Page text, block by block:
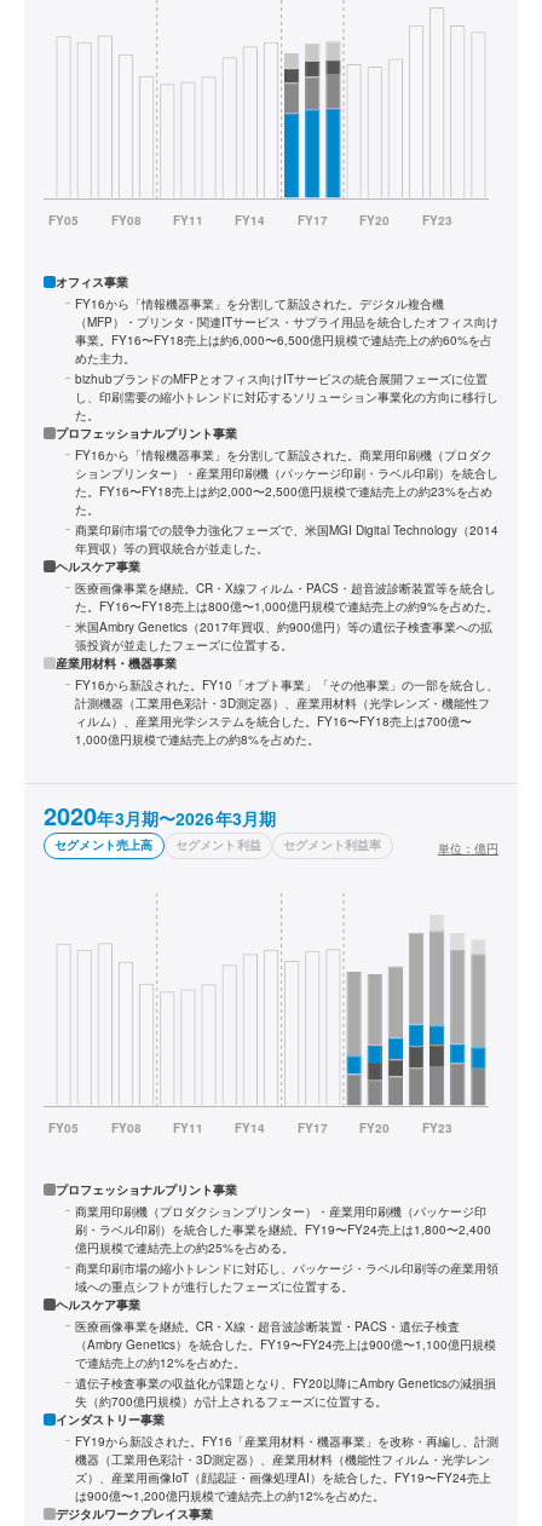
オフィス事業
FY16から「情報機器事業」を分割して新設された。デジタル複合機
（MFP）・プリンタ・関連ITサービス・サプライ用品を統合したオフィス向け
事業。FY16〜FY18売上は約6,000〜6,500億円規模で連結売上の約60%を占
めた主力。
bizhubブランドのMFPとオフィス向けITサービスの統合展開フェーズに位置
し、印刷需要の縮小トレンドに対応するソリューション事業化の方向に移行し
た。
プロフェッショナルプリント事業
FY16から「情報機器事業」を分割して新設された。商業用印刷機（プロダク
ションプリンター）・産業用印刷機（パッケージ印刷・ラベル印刷）を統合し
た。FY16〜FY18売上は約2,000〜2,500億円規模で連結売上の約23%を占め
た。
商業印刷市場での競争力強化フェーズで、米国MGI Digital Technology（2014
年買収）等の買収統合が並走した。
ヘルスケア事業
医療画像事業を継続。CR・X線フィルム・PACS・超音波診断装置等を統合し
た。FY16〜FY18売上は800億〜1,000億円規模で連結売上の約9%を占めた。
米国Ambry Genetics（2017年買収、約900億円）等の遺伝子検査事業への拡
張投資が並走したフェーズに位置する。
産業用材料・機器事業
FY16から新設された。FY10「オプト事業」「その他事業」の一部を統合し、
計測機器（工業用色彩計・3D測定器）、産業用材料（光学レンズ・機能性フ
ィルム）、産業用光学システムを統合した。FY16〜FY18売上は700億〜
1,000億円規模で連結売上の約8%を占めた。
2020年3月期〜2026年3月期
セグメント売上高 セグメント利益 セグメント利益率 単位： 億円
プロフェッショナルプリント事業
商業用印刷機（プロダクションプリンター）・産業用印刷機（パッケージ印
刷・ラベル印刷）を統合した事業を継続。FY19〜FY24売上は1,800〜2,400
億円規模で連結売上の約25%を占める。
商業印刷市場の縮小トレンドに対応し、パッケージ・ラベル印刷等の産業用領
域への重点シフトが進行したフェーズに位置する。
ヘルスケア事業
医療画像事業を継続。CR・X線・超音波診断装置・PACS・遺伝子検査
（Ambry Genetics）を統合した。FY19〜FY24売上は900億〜1,100億円規模
で連結売上の約12%を占めた。
遺伝子検査事業の収益化が課題となり、FY20以降にAmbry Geneticsの減損損
失（約700億円規模）が計上されるフェーズに位置する。
インダストリー事業
FY19から新設された。FY16「産業用材料・機器事業」を改称・再編し、計測
機器（工業用色彩計・3D測定器）、産業用材料（機能性フィルム・光学レン
ズ）、産業用画像IoT（顔認証・画像処理AI）を統合した。FY19〜FY24売上
は900億〜1,200億円規模で連結売上の約12%を占めた。
デジタルワークプレイス事業